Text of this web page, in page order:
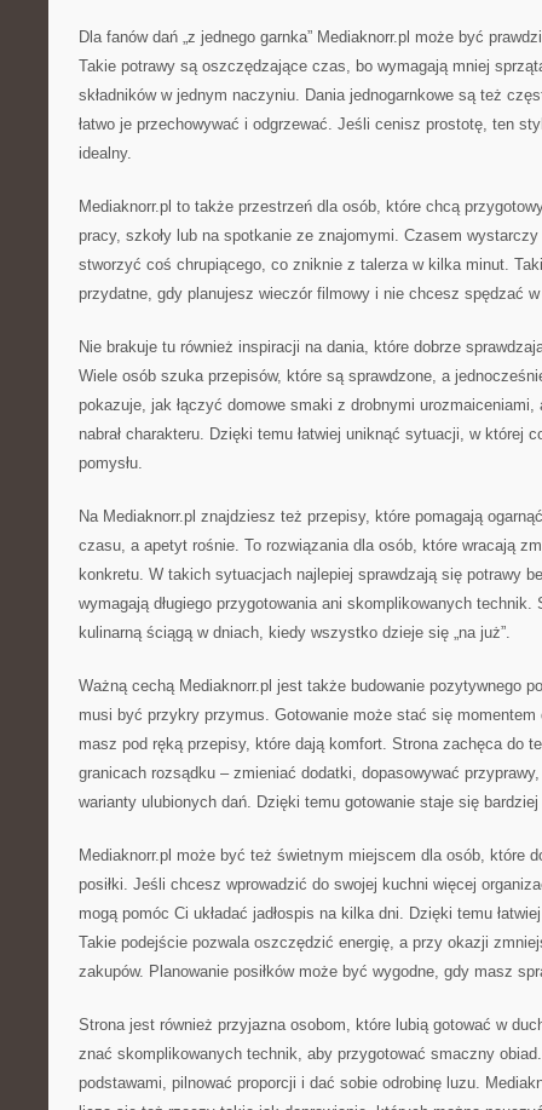
Dla fanów dań „z jednego garnka” Mediaknorr.pl może być
Takie potrawy są oszczędzające czas, bo wymagają mniej
składników w jednym naczyniu. Dania jednogarnkowe są też
łatwo je przechowywać i odgrzewać. Jeśli cenisz prostotę, ten
idealny.
Mediaknorr.pl to także przestrzeń dla osób, które chcą
pracy, szkoły lub na spotkanie ze znajomymi. Czasem wystarczy
stworzyć coś chrupiącego, co zniknie z talerza w kilka minut.
przydatne, gdy planujesz wieczór filmowy i nie chcesz spędzać w
Nie brakuje tu również inspiracji na dania, które dobrze
Wiele osób szuka przepisów, które są sprawdzone, a
pokazuje, jak łączyć domowe smaki z drobnymi urozmaiceniami,
nabrał charakteru. Dzięki temu łatwiej uniknąć sytuacji, w której
pomysłu.
Na Mediaknorr.pl znajdziesz też przepisy, które pomagają
czasu, a apetyt rośnie. To rozwiązania dla osób, które wracają
konkretu. W takich sytuacjach najlepiej sprawdzają się potrawy
wymagają długiego przygotowania ani skomplikowanych
kulinarną ściągą w dniach, kiedy wszystko dzieje się „na już”.
Ważną cechą Mediaknorr.pl jest także budowanie pozytywnego
musi być przykry przymus. Gotowanie może stać się
masz pod ręką przepisy, które dają komfort. Strona zachęca do
granicach rozsądku – zmieniać dodatki, dopasowywać
warianty ulubionych dań. Dzięki temu gotowanie staje się bardziej
Mediaknorr.pl może być też świetnym miejscem dla osób, które
posiłki. Jeśli chcesz wprowadzić do swojej kuchni więcej
mogą pomóc Ci układać jadłospis na kilka dni. Dzięki temu
Takie podejście pozwala oszczędzić energię, a przy okazji
zakupów. Planowanie posiłków może być wygodne, gdy masz
Strona jest również przyjazna osobom, które lubią gotować w
znać skomplikowanych technik, aby przygotować smaczny
podstawami, pilnować proporcji i dać sobie odrobinę luzu.